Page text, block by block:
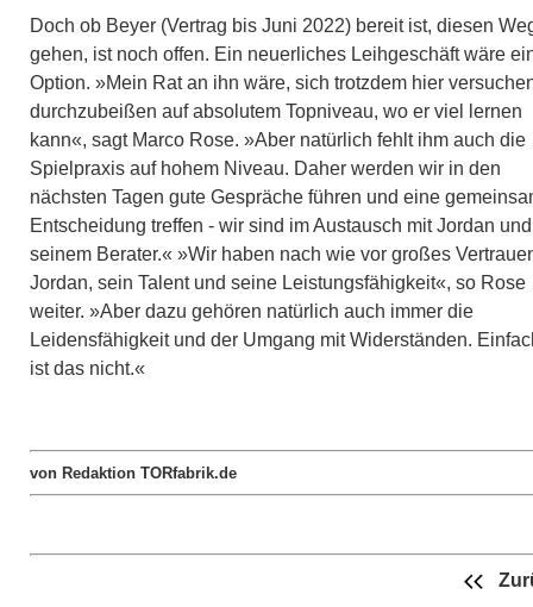
Doch ob Beyer (Vertrag bis Juni 2022) bereit ist, diesen
gehen, ist noch offen. Ein neuerliches Leihgeschäft wäre
Option. »Mein Rat an ihn wäre, sich trotzdem hier
durchzubeißen auf absolutem Topniveau, wo er viel lernen
kann«, sagt Marco Rose. »Aber natürlich fehlt ihm auch die
Spielpraxis auf hohem Niveau. Daher werden wir in den
nächsten Tagen gute Gespräche führen und eine
Entscheidung treffen - wir sind im Austausch mit Jordan und
seinem Berater.« »Wir haben nach wie vor großes
Jordan, sein Talent und seine Leistungsfähigkeit«, so Rose
weiter. »Aber dazu gehören natürlich auch immer die
Leidensfähigkeit und der Umgang mit Widerständen.
ist das nicht.«
von Redaktion TORfabrik.de